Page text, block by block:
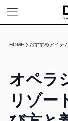
HOME おすすめアイテ
オペラ
リゾー